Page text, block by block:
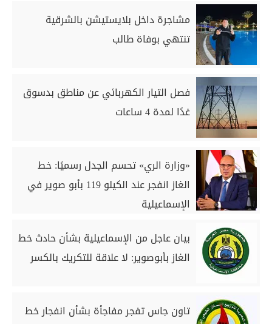
مشاجرة داخل بلايستيشن بالشرقية
تنتهي بوفاة طالب
فصل التيار الكهربائي عن مناطق بدسوق
غدًا لمدة 4 ساعات
«وزارة الري» تحسم الجدل رسميًا: خط
الغاز انفجر عند الكيلو 119 بأبو صوير في
الإسماعيلية
بيان عاجل من الإسماعيلية بشأن حادث خط
الغاز بأبوصوير: لا علاقة للتكريك بالكسر
تاون جاس تفجر مفاجأة بشأن انفجار خط